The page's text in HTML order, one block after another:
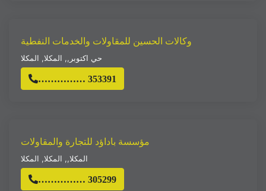
وكالات الحسين للمقاولات والخدمات النفطية
حي اكتوبر,, المكلا, المكلا
…………… 353391
مؤسسة باداؤد للتجارة والمقاولات
المكلا,, المكلا, المكلا
…………… 305299